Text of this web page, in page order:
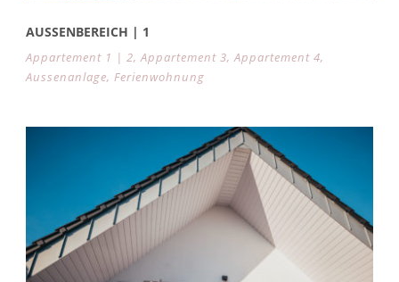
AUSSENBEREICH | 1
Appartement 1 | 2, Appartement 3, Appartement 4,
Aussenanlage, Ferienwohnung